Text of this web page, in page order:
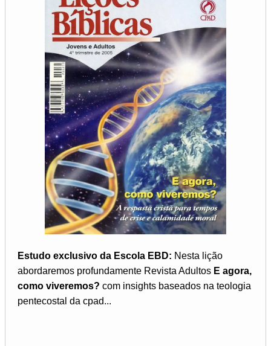
Estudo exclusivo da Escola EBD: Nesta lição
abordaremos profundamente Revista Adultos E agora,
como viveremos? com insights baseados na teologia
pentecostal da cpad...